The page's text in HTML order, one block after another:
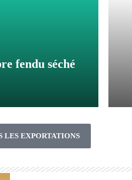
fendu séché
fendu séché
nigérian de
LES EXPORTATIONS